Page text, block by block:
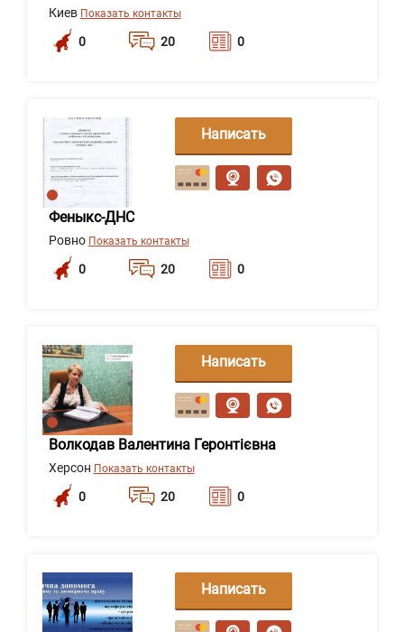
Киев Показать контакты
0 20 0
Феныкс-ДНС
Ровно Показать контакты
0 20 0
Написать
сообщение
Волкодав Валентина Геронтієвна
Херсон Показать контакты
0 20 0
Написать
сообщение
Написать
сообщение